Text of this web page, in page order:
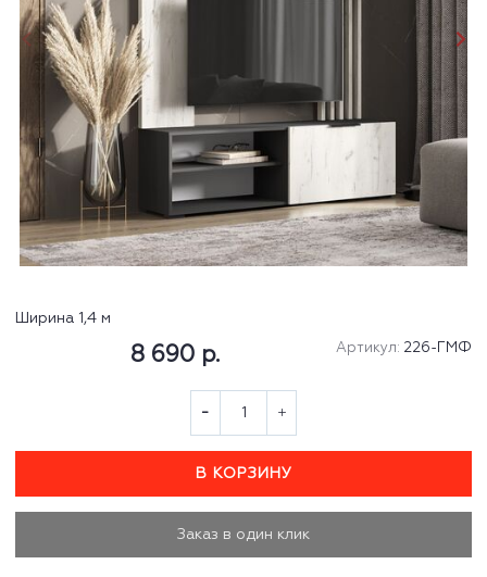
Ширина 1,4 м
Артикул: 226-ГМФ
8 690 р.
В КОРЗИНУ
Заказ в один клик